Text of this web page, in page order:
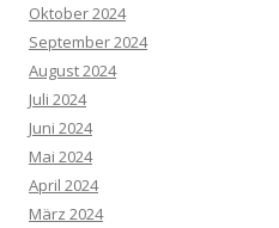
Oktober 2024
September 2024
August 2024
Juli 2024
Juni 2024
Mai 2024
April 2024
März 2024